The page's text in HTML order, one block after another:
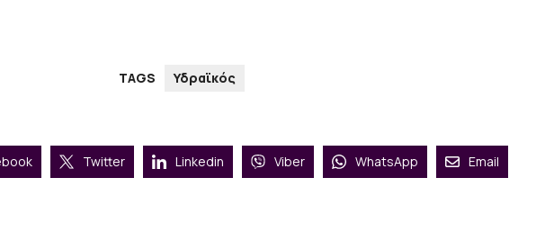
TAGS Υδραϊκός
Twitter Linkedin Viber WhatsApp Email